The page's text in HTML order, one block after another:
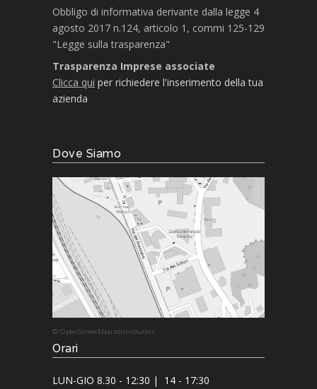
Obbligo di informativa derivante dalla legge 4
agosto 2017 n.124, articolo 1, commi 125-129
"Legge sulla trasparenza"
Trasparenza Imprese associate
Clicca qui per richiedere l'inserimento della tua
azienda
Dove Siamo
© OpenStreetMap contributors
Orari
LUN-GIO 8.30 - 12:30 | 14 - 17:30